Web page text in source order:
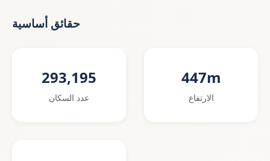
حقائق أساسية
293,195
عدد السكان
447m
الارتفاع